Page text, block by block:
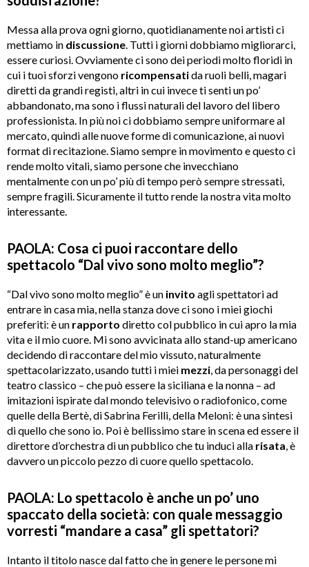
Messa alla prova ogni giorno, quotidianamente noi artisti ci
mettiamo in discussione . Tutti i giorni dobbiamo migliorarci,
essere curiosi. Ovviamente ci sono dei periodi molto floridi in
cui i tuoi sforzi vengono ricompensatida ruoli belli, magari
diretti da grandi registi, altri in cui invece ti senti un po’
abbandonato, ma sono i flussi naturali del lavoro del libero
professionista. In più noi ci dobbiamo sempre uniformare al
mercato, quindi alle nuove forme di comunicazione, ai nuovi
format di recitazione. Siamo sempre in movimento e questo ci
rende molto vitali, siamo persone che invecchiano
mentalmente con un po’ più di tempo però sempre stressati,
sempre fragili. Sicuramente il tutto rende la nostra vita molto
interessante.
PAOLA: Cosa ci puoi raccontare dello
spettacolo “Dal vivo sono molto meglio”?
“Dal vivo sono molto meglio” è un invito agli spettatori ad
entrare in casa mia, nella stanza dove ci sono i miei giochi
preferiti: è un rapporto diretto col pubblico in cui apro la mia
vita e il mio cuore. Mi sono avvicinata allo stand-up americano
decidendo di raccontare del mio vissuto, naturalmente
spettacolarizzato, usando tutti i miei mezzi , da personaggi del
teatro classico – che può essere la siciliana e la nonna – ad
imitazioni ispirate dal mondo televisivo o radiofonico, come
quelle della Bertè, di Sabrina Ferilli, della Meloni: è una sintesi
di quello che sono io. Poi è bellissimo stare in scena ed essere il
direttore d’orchestra di un pubblico che tu induci alla risata , è
davvero un piccolo pezzo di cuore quello spettacolo.
PAOLA: Lo spettacolo è anche un po’ uno
spaccato della società: con quale messaggio
vorresti “mandare a casa” gli spettatori?
Intanto il titolo nasce dal fatto che in genere le persone mi